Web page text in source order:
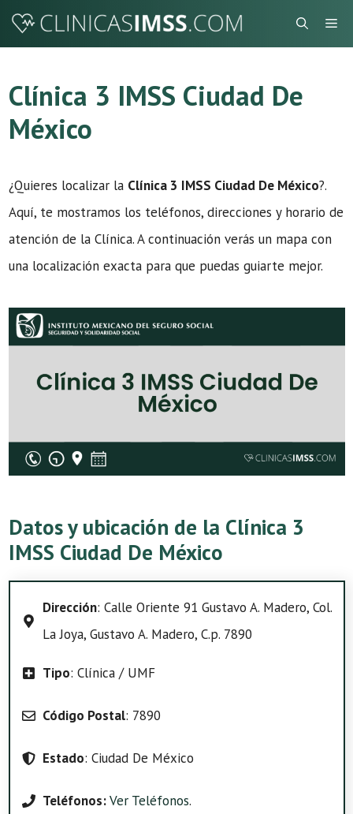
Saltar
Clínica 3 IMSS Ciudad De
México
¿Quieres localizar la Clínica 3 IMSS Ciudad De México?.
Aquí, te mostramos los teléfonos, direcciones y horario de
atención de la Clínica. A continuación verás un mapa con
una localización exacta para que puedas guiarte mejor.
Datos y ubicación de la Clínica 3
IMSS Ciudad De México
Dirección: Calle Oriente 91 Gustavo A. Madero, Col.
La Joya, Gustavo A. Madero, C.p. 7890
Tipo: Clínica / UMF
Código Postal: 7890
Estado: Ciudad De México
Teléfonos:Ver Teléfonos.